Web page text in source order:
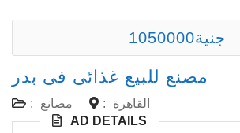
1050000جنية
مصنع للبيع غذائى فى بدر
: مصانع :
القاهرة
AD DETAILS